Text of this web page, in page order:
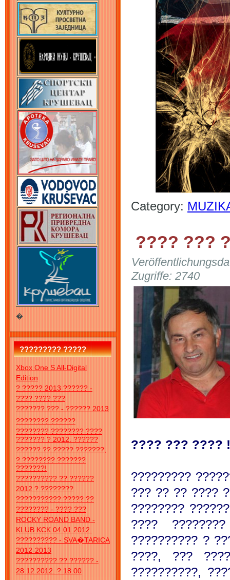
�
????????? ?????
Xbox One S All-Digital
Edition
? ????? 2013 ?????? -
???? ???? ???
??????? ??? - ?????? 2013
???????? ??????
???????? ???????? ????
??????? ? 2012. ??????
?????? ?? ????? ???????,
? ???????? ???????
???????!
?????????? ?? ??????
2012 ? ????????
??????????? ????? ??
???????? - ???? ???
ROCKY ROAND BAND -
KLUB KCK 04.01.2012.
?????????? - SVA�TARICA
2012-2013
?????????? ?? ?????? -
28.12.2012. ? 18:00
Category:
???? ???
Zugriffe: 2740
???? ??? ???? !
?????????
??? ?? ?? ????
????????
????
?????????? ?
????, ???
??????????,